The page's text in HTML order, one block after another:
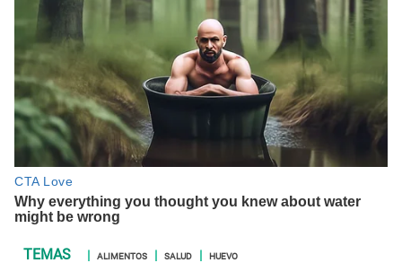
ALIMENTOS SALUD HUEVO